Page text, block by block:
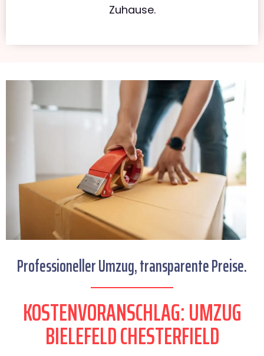
Zuhause.
Professioneller Umzug, transparente Preise.
KOSTENVORANSCHLAG: UMZUG
BIELEFELD CHESTERFIELD